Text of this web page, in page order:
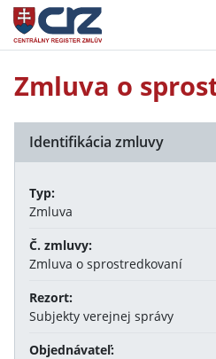
Zmluva o
Identifikácia zmluvy
Typ:
Zmluva
Č. zmluvy:
Zmluva o sprostredkovaní
Rezort:
Subjekty verejnej správy
Objednávateľ: